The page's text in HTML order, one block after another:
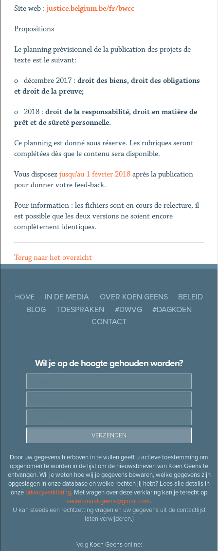
Site web : justice.belgium.be/fr/bwcc
Propositions
Le planning prévisionnel de la publication des projets de
texte est le suivant:
o décembre 2017 : droit des biens, droit des obligations
et droit de la preuve;
o 2018 : droit de la responsabilité, droit en matière de
prêt et de sûreté personnelle.
Ce planning est donné sous réserve. Les rubriques seront
complétées dès que le contenu sera disponible.
Vous disposez jusqu’au 1 février 2018après la publication
pour donner votre feed-back.
Pour information : les fichiers sont en cours de relecture, il
est possible que les deux versions ne soient encore
complètement identiques.
Terug naar het overzicht
HOME IN DE MEDIA OVER KOEN GEENS
BELEID
BLOG
TOESPRAKEN #DWVG
#DAGKOEN
CONTACT
Wil je op de hoogte gehouden worden?
Door uw gegevens hierboven in te vullen geeft u actieve toestemming om
opgenomen te worden in de lijst om de nieuwsbrieven van Koen Geens te
ontvangen. Wil je weten hoe wij je gegevens bewaren, welke gegevens zijn
opgeslagen in onze database en welke rechten jij hebt? Lees alle details in
onze privacyverklaring. Met vragen over deze verklaring kan je terecht op
secretariaat.geens@gmail.com.
U kan steeds een rechtzetting vragen en uw gegevens uit de contactlijst
laten verwijderen.)
Volg Koen Geensonline: